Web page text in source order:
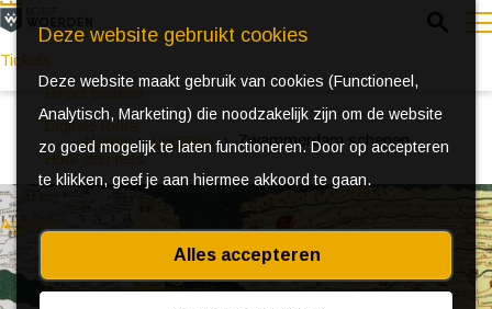
Deze website gebruikt cookies
Deze website maakt gebruik van cookies (Functioneel,
Analytisch, Marketing) die noodzakelijk zijn om de website
zo goed mogelijk te laten functioneren. Door op accepteren
te klikken, geef je aan hiermee akkoord te gaan.
Alles accepteren
e
Tickets
Direct boeken
Digitale tours
Huur een fiets
Agenda
Ontdek Woerden in de zomer
Event aanmeldformulier
Home Locaties Zwammerdam schepen